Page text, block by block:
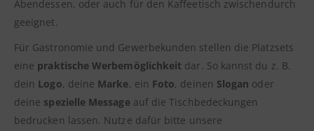
Abendessen, oder auch für den Kaffeetisch zwischendurch
geeignet.
Für Gastronomie und Gewerbekunden stellen die Platzsets
eine praktische Werbemöglichkeit dar. So kannst du z. B.
dein Logo, deine Marke, ein Foto, deinen Slogan oder
deine spezielle Messageauf die Tischbedeckungen
bedrucken lassen. Nutze dafür bitte unsere